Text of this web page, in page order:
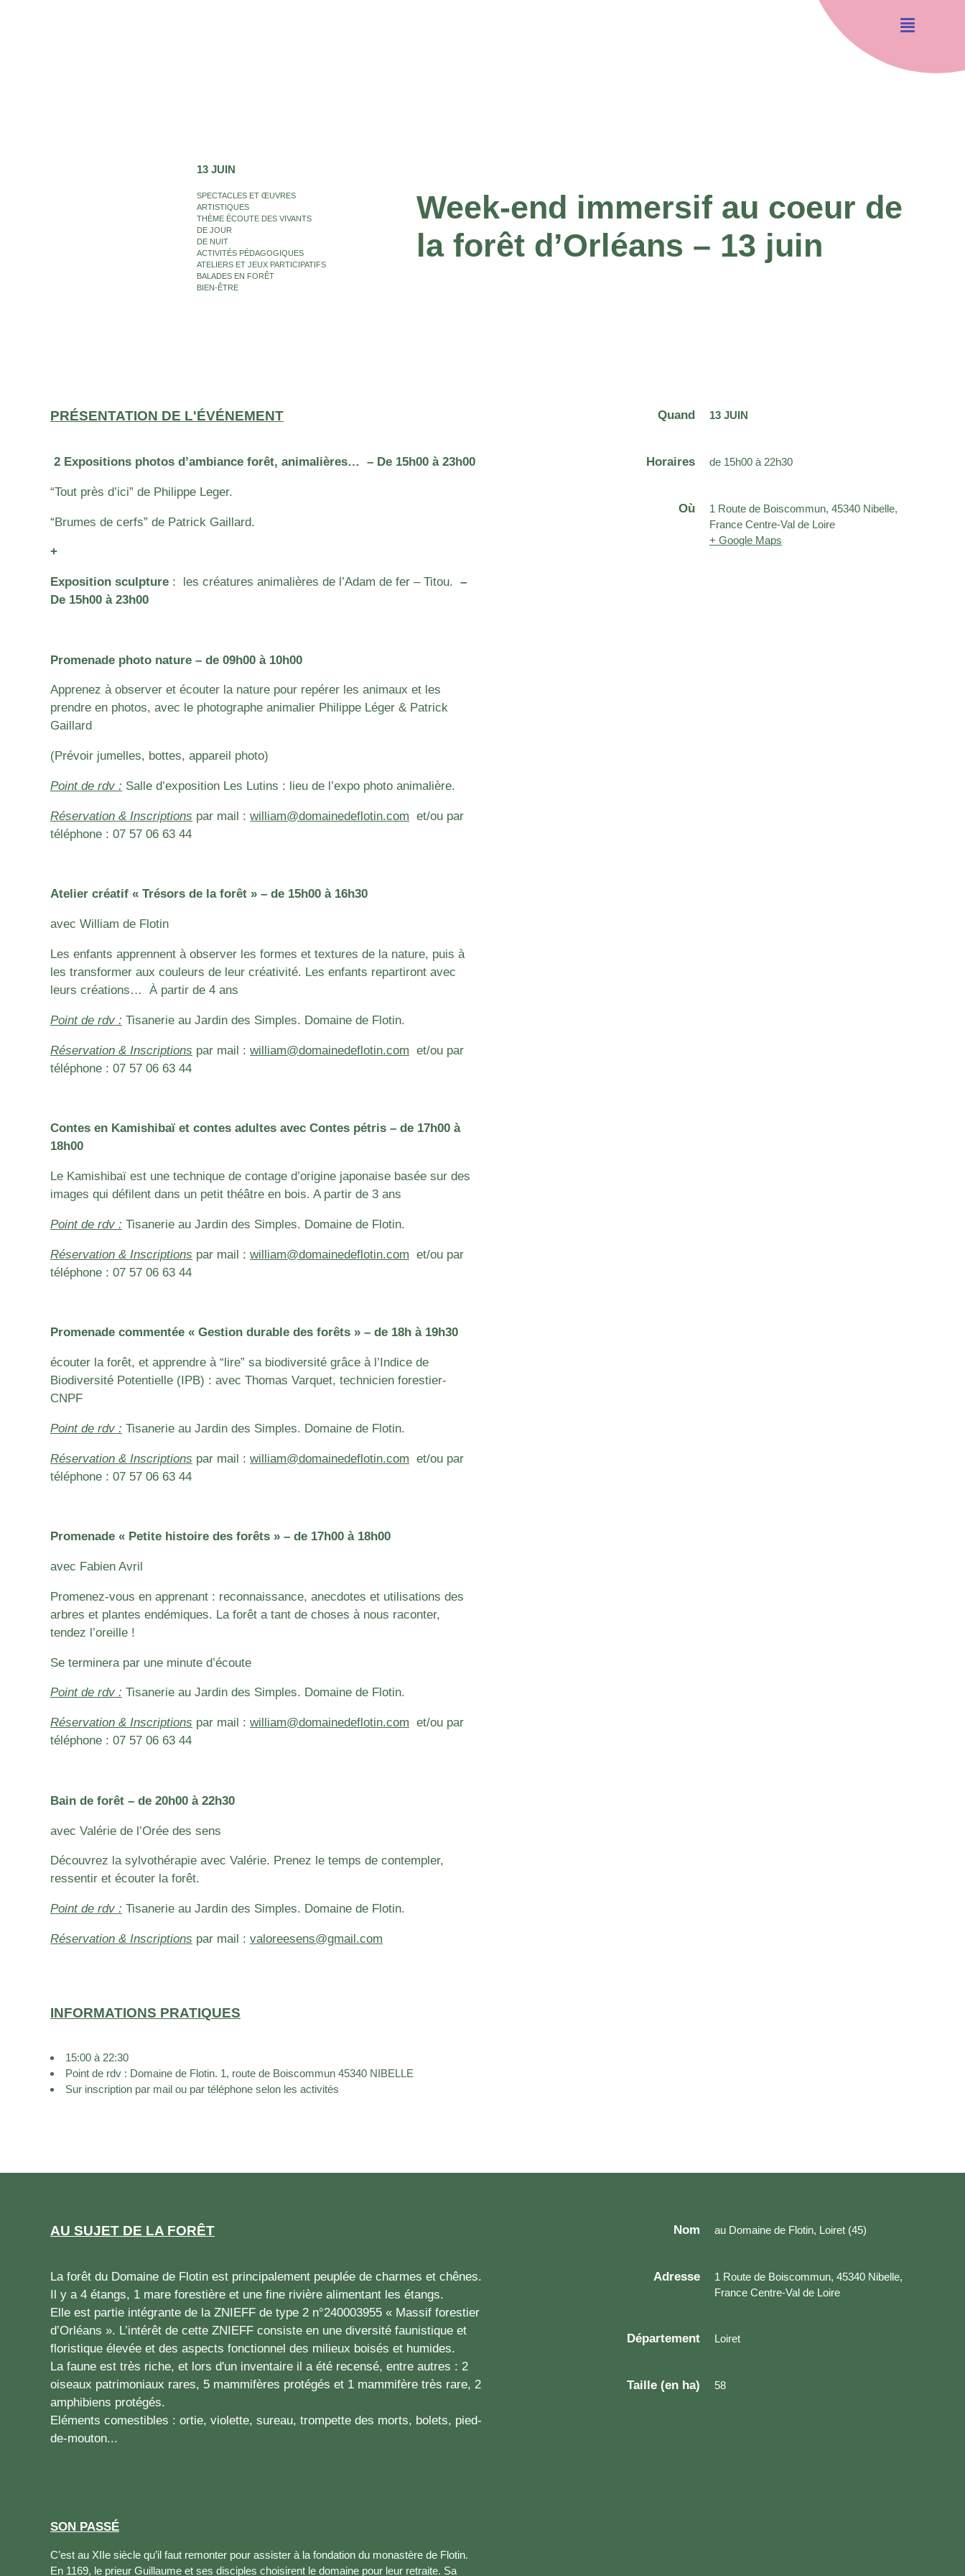
13 JUIN
SPECTACLES ET ŒUVRES
ARTISTIQUES
THÈME ÉCOUTE DES VIVANTS
DE JOUR
DE NUIT
ACTIVITÉS PÉDAGOGIQUES
ATELIERS ET JEUX PARTICIPATIFS
BALADES EN FORÊT
BIEN-ÊTRE
Week-end immersif au coeur de
la forêt d’Orléans – 13 juin
PRÉSENTATION DE L'ÉVÉNEMENT
2 Expositions photos d’ambiance forêt, animalières… – De 15h00 à 23h00
“Tout près d’ici” de Philippe Leger.
“Brumes de cerfs” de Patrick Gaillard.
+
Exposition sculpture : les créatures animalières de l’Adam de fer – Titou. –
De 15h00 à 23h00
Promenade photo nature – de 09h00 à 10h00
Apprenez à observer et écouter la nature pour repérer les animaux et les
prendre en photos, avec le photographe animalier Philippe Léger & Patrick
Gaillard
(Prévoir jumelles, bottes, appareil photo)
Point de rdv : Salle d’exposition Les Lutins : lieu de l’expo photo animalière.
Réservation & Inscriptions par mail : william@domainedeflotin.com et/ou par
téléphone : 07 57 06 63 44
Atelier créatif « Trésors de la forêt » – de 15h00 à 16h30
avec William de Flotin
Les enfants apprennent à observer les formes et textures de la nature, puis à
les transformer aux couleurs de leur créativité. Les enfants repartiront avec
leurs créations… À partir de 4 ans
Point de rdv : Tisanerie au Jardin des Simples. Domaine de Flotin.
Réservation & Inscriptions par mail : william@domainedeflotin.com et/ou par
téléphone : 07 57 06 63 44
Contes en Kamishibaï et contes adultes avec Contes pétris – de 17h00 à
18h00
Le Kamishibaï est une technique de contage d’origine japonaise basée sur des
images qui défilent dans un petit théâtre en bois. A partir de 3 ans
Point de rdv : Tisanerie au Jardin des Simples. Domaine de Flotin.
Réservation & Inscriptions par mail : william@domainedeflotin.com et/ou par
téléphone : 07 57 06 63 44
Promenade commentée « Gestion durable des forêts » – de 18h à 19h30
écouter la forêt, et apprendre à “lire” sa biodiversité grâce à l’Indice de
Biodiversité Potentielle (IPB) : avec Thomas Varquet, technicien forestier-
CNPF
Point de rdv : Tisanerie au Jardin des Simples. Domaine de Flotin.
Réservation & Inscriptions par mail : william@domainedeflotin.com et/ou par
téléphone : 07 57 06 63 44
Promenade « Petite histoire des forêts » – de 17h00 à 18h00
avec Fabien Avril
Promenez-vous en apprenant : reconnaissance, anecdotes et utilisations des
arbres et plantes endémiques. La forêt a tant de choses à nous raconter,
tendez l’oreille !
Se terminera par une minute d’écoute
Point de rdv : Tisanerie au Jardin des Simples. Domaine de Flotin.
Réservation & Inscriptions par mail : william@domainedeflotin.com et/ou par
téléphone : 07 57 06 63 44
Bain de forêt – de 20h00 à 22h30
avec Valérie de l’Orée des sens
Découvrez la sylvothérapie avec Valérie. Prenez le temps de contempler,
ressentir et écouter la forêt.
Point de rdv : Tisanerie au Jardin des Simples. Domaine de Flotin.
Réservation & Inscriptions par mail : valoreesens@gmail.com
INFORMATIONS PRATIQUES
15:00 à 22:30
Point de rdv : Domaine de Flotin. 1, route de Boiscommun 45340 NIBELLE
Sur inscription par mail ou par téléphone selon les activités
Quand 13 JUIN
Horaires de 15h00 à 22h30
Où
1 Route de Boiscommun, 45340 Nibelle,
France Centre-Val de Loire
+ Google Maps
AU SUJET DE LA FORÊT
La forêt du Domaine de Flotin est principalement peuplée de charmes et chênes.
Il y a 4 étangs, 1 mare forestière et une fine rivière alimentant les étangs.
Elle est partie intégrante de la ZNIEFF de type 2 n°240003955 « Massif forestier
d’Orléans ». L’intérêt de cette ZNIEFF consiste en une diversité faunistique et
floristique élevée et des aspects fonctionnel des milieux boisés et humides.
La faune est très riche, et lors d'un inventaire il a été recensé, entre autres : 2
oiseaux patrimoniaux rares, 5 mammifères protégés et 1 mammifère très rare, 2
amphibiens protégés.
Eléments comestibles : ortie, violette, sureau, trompette des morts, bolets, pied-
de-mouton...
SON PASSÉ
C’est au XIIe siècle qu’il faut remonter pour assister à la fondation du monastère de Flotin.
En 1169, le prieur Guillaume et ses disciples choisirent le domaine pour leur retraite. Sa
Nom au Domaine de Flotin, Loiret (45)
Adresse
1 Route de Boiscommun, 45340 Nibelle,
France Centre-Val de Loire
Département Loiret
Taille (en ha) 58